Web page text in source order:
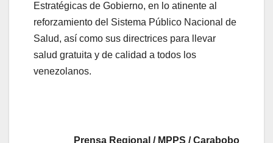
Estratégicas de Gobierno, en lo atinente al
reforzamiento del Sistema Público Nacional de
Salud, así como sus directrices para llevar
salud gratuita y de calidad a todos los
venezolanos.
Prensa Regional / MPPS / Carabobo